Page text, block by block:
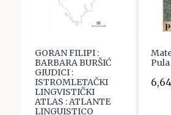
GORAN FILIPI :
BARBARA BURŠIĆ
GIUDICI :
ISTROMLETAČKI
LINGVISTIČKI
ATLAS : ATLANTE
LINGUISTICO
Pula